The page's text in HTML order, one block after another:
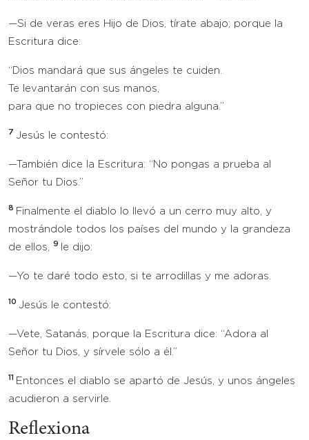
—Si de veras eres Hijo de Dios, tírate abajo; porque la
Escritura dice:
“Dios mandará que sus ángeles te cuiden.
Te levantarán con sus manos,
para que no tropieces con piedra alguna.”
7 Jesús le contestó:
—También dice la Escritura: “No pongas a prueba al
Señor tu Dios.”
8 Finalmente el diablo lo llevó a un cerro muy alto, y
mostrándole todos los países del mundo y la grandeza
de ellos,
9 le dijo:
—Yo te daré todo esto, si te arrodillas y me adoras.
10 Jesús le contestó:
—Vete, Satanás, porque la Escritura dice: “Adora al
Señor tu Dios, y sírvele sólo a él.”
11
Entonces el diablo se apartó de Jesús, y unos ángeles
acudieron a servirle.
Reflexiona